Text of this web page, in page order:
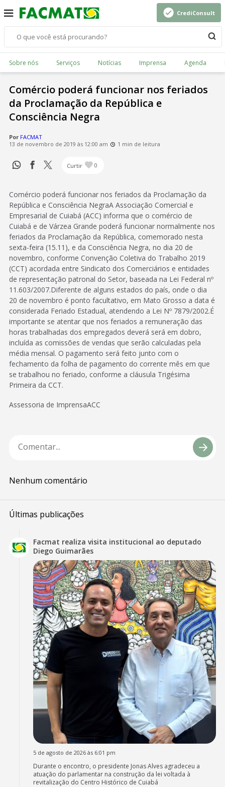
CrediConsult
Sobre nós Serviços Notícias Imprensa Agenda
Comércio poderá funcionar nos feriados
da Proclamação da República e
Consciência Negra
Por FACMAT
13 de novembro de 2019 às 12:00 am
1 min de leitura
Curtir 0
Comércio poderá funcionar nos feriados da Proclamação da
República e Consciência NegraA Associação Comercial e
Empresarial de Cuiabá (ACC) informa que o comércio de
Cuiabá e de Várzea Grande poderá funcionar normalmente nos
feriados da Proclamação da República, comemorado nesta
sexta-feira (15.11), e da Consciência Negra, no dia 20 de
novembro, conforme Convenção Coletiva do Trabalho 2019
(CCT) acordada entre Sindicato dos Comerciários e entidades
de representação patronal do Setor, baseada na Lei Federal nº
11.603/2007.Diferente de alguns estados do país, onde o dia
20 de novembro é ponto facultativo, em Mato Grosso a data é
considerada Feriado Estadual, atendendo a Lei Nº 7879/2002.É
importante se atentar que nos feriados a remuneração das
horas trabalhadas dos empregados deverá será em dobro,
incluída as comissões de vendas que serão calculadas pela
média mensal. O pagamento será feito junto com o
fechamento da folha de pagamento do corrente mês em que
se trabalhou no feriado, conforme a cláusula Trigésima
Primeira da CCT.
Assessoria de ImprensaACC
Nenhum comentário
Últimas publicações
Facmat realiza visita institucional ao deputado
Diego Guimarães
5 de agosto de 2026 às 6:01 pm
Durante o encontro, o presidente Jonas Alves agradeceu a
atuação do parlamentar na construção da lei voltada à
revitalização do Centro Histórico de Cuiabá